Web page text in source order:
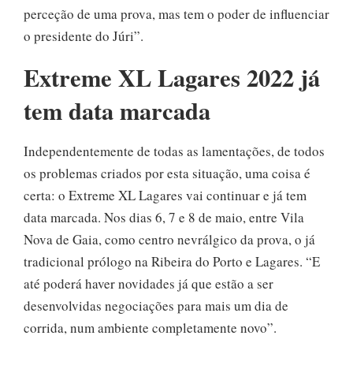
perceção de uma prova, mas tem o poder de influenciar
o presidente do Júri”.
Extreme XL Lagares 2022 já
tem data marcada
Independentemente de todas as lamentações, de todos
os problemas criados por esta situação, uma coisa é
certa: o Extreme XL Lagares vai continuar e já tem
data marcada. Nos dias 6, 7 e 8 de maio, entre Vila
Nova de Gaia, como centro nevrálgico da prova, o já
tradicional prólogo na Ribeira do Porto e Lagares. “E
até poderá haver novidades já que estão a ser
desenvolvidas negociações para mais um dia de
corrida, num ambiente completamente novo”.